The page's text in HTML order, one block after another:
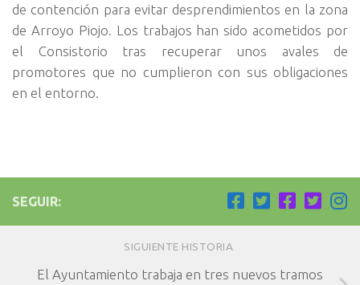
de contención para evitar desprendimientos en la zona
de Arroyo Piojo. Los trabajos han sido acometidos por
el Consistorio tras recuperar unos avales de
promotores que no cumplieron con sus obligaciones
en el entorno.
SEGUIR:
SIGUIENTE HISTORIA
El Ayuntamiento trabaja en tres nuevos tramos